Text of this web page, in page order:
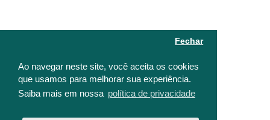
Ao navegar neste site, você aceita os cookies
que usamos para melhorar sua experiência.
Saiba mais em nossa política de privacidade
Fechar